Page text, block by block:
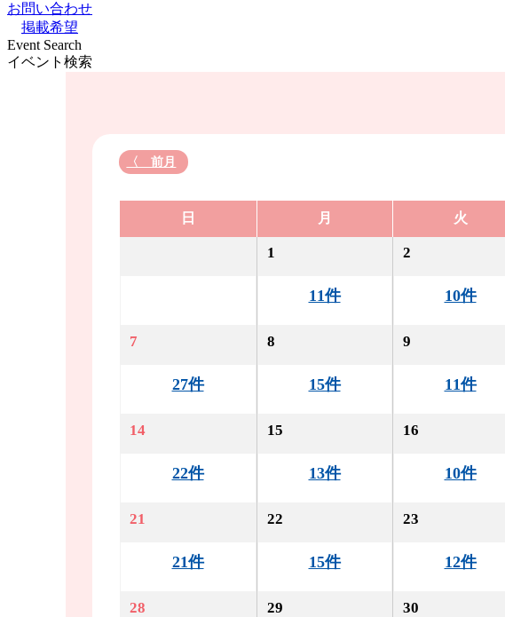
お問い合わせ
掲載希望
Event Search
イベント検索
〈 前月
日 月 火
1
11件
2
10件
7
27件
8
15件
9
11件
14
22件
15
13件
16
10件
21
21件
22
15件
23
12件
28 29 30